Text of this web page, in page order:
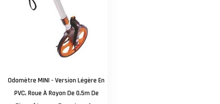
Odomètre MINI - Version Légère En
PVC, Roue À Rayon De 0,5m De